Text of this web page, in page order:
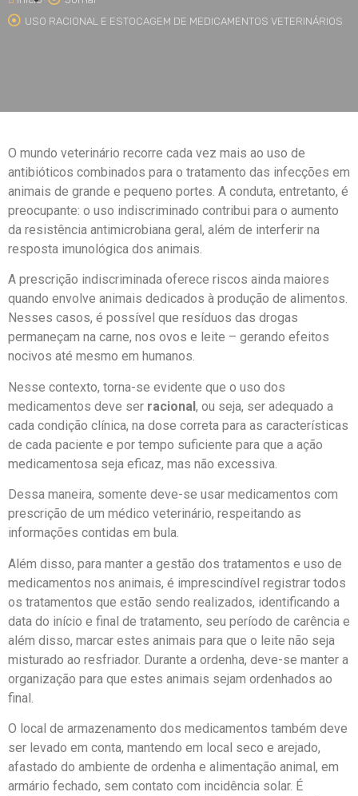
USO RACIONAL E ESTOCAGEM DE MEDICAMENTOS VETERINÁRIOS
O mundo veterinário recorre cada vez mais ao uso de
antibióticos combinados para o tratamento das infecções em
animais de grande e pequeno portes. A conduta, entretanto, é
preocupante: o uso indiscriminado contribui para o aumento
da resistência antimicrobiana geral, além de interferir na
resposta imunológica dos animais.
A prescrição indiscriminada oferece riscos ainda maiores
quando envolve animais dedicados à produção de alimentos.
Nesses casos, é possível que resíduos das drogas
permaneçam na carne, nos ovos e leite – gerando efeitos
nocivos até mesmo em humanos.
Nesse contexto, torna-se evidente que o uso dos
medicamentos deve ser racional, ou seja, ser adequado a
cada condição clínica, na dose correta para as características
de cada paciente e por tempo suficiente para que a ação
medicamentosa seja eficaz, mas não excessiva.
Dessa maneira, somente deve-se usar medicamentos com
prescrição de um médico veterinário, respeitando as
informações contidas em bula.
Além disso, para manter a gestão dos tratamentos e uso de
medicamentos nos animais, é imprescindível registrar todos
os tratamentos que estão sendo realizados, identificando a
data do início e final de tratamento, seu período de carência e
além disso, marcar estes animais para que o leite não seja
misturado ao resfriador. Durante a ordenha, deve-se manter a
organização para que estes animais sejam ordenhados ao
final.
O local de armazenamento dos medicamentos também deve
ser levado em conta, mantendo em local seco e arejado,
afastado do ambiente de ordenha e alimentação animal, em
armário fechado, sem contato com incidência solar. É